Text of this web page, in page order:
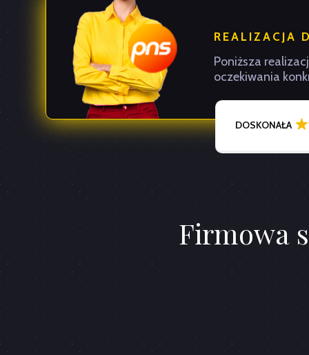
REALIZACJA
Poniższa
oczekiwania
DOSKONAŁA
Firmowa